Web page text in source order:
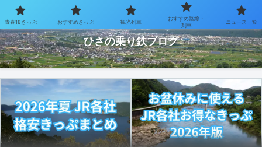
お得なきっぷで乗り鉄を楽しむブログ
ひさの乗り鉄ブログ
青春18きっぷ おすすめきっぷ 観光列車
おすすめ路線・
列車
ニュース一覧